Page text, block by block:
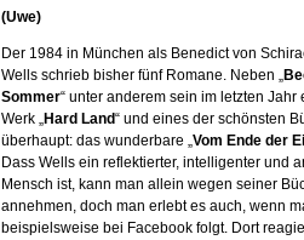
(Uwe)
Der 1984 in München als Benedict von
Wells schrieb bisher fünf Romane. Neben „
Sommer“ unter anderem sein im letzten Jahr
Werk „Hard Land“ und eines der schönsten
überhaupt: das wunderbare „Vom Ende der
Dass Wells ein reflektierter, intelligenter und
Mensch ist, kann man allein wegen seiner
annehmen, doch man erlebt es auch, wenn
beispielsweise bei Facebook folgt. Dort